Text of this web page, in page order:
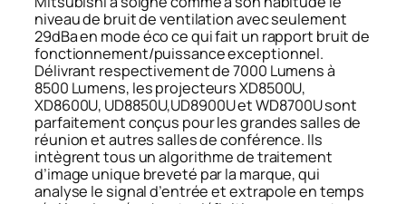
niveau de bruit de ventilation avec seulement
29dBa en mode éco ce qui fait un rapport bruit de
fonctionnement/puissance exceptionnel.
Délivrant respectivement de 7000 Lumens à
8500 Lumens, les projecteurs XD8500U,
XD8600U, UD8850U,UD8900U et WD8700U sont
parfaitement conçus pour les grandes salles de
réunion et autres salles de conférence. Ils
intègrent tous un algorithme de traitement
d’image unique breveté par la marque, qui
analyse le signal d’entrée et extrapole en temps